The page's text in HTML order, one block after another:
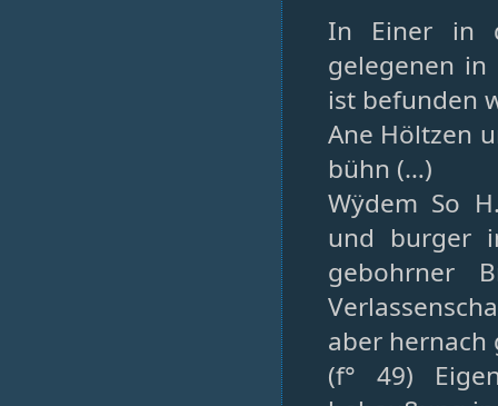
In Einer in
gelegenen in
ist befunden
Ane Höltzen
bühn (…)
Wÿdem So
und burger
gebohrner
aber
(f° 49)